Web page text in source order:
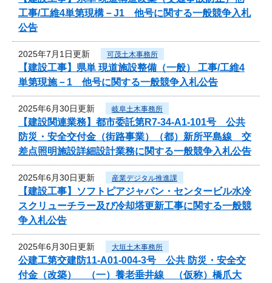
工事/工維4単第現構－J1 他号に関する一般競争入札
公告
2025年7月1日更新 可茂土木事務所
【建設工事】県単 現道施設整備（一般） 工事/工維4
単第現施－1 他号に関する一般競争入札公告
2025年6月30日更新 岐阜土木事務所
【建設関連業務】都市委託第R7-34-A1-101号 公共
防災・安全交付金（街路事業）（都）新所平島線 交
差点照明施設詳細設計業務に関する一般競争入札公告
2025年6月30日更新 産業デジタル推進課
【建設工事】ソフトピアジャパン・センタービル水冷
スクリューチラー及び冷却塔更新工事に関する一般競
争入札公告
2025年6月30日更新 大垣土木事務所
公建工第交建防11-A01-004-3号 公共 防災・安全交
付金（改築） （一）養老垂井線 （仮称）橋爪大